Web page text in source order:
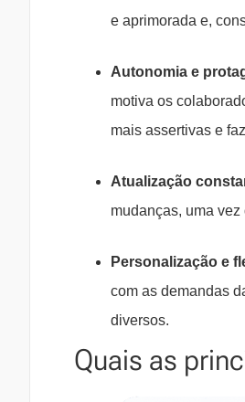
e aprimorada e,
Autonomia e
motiva os
mais assertivas e
Atualização
mudanças, uma
Personalização e
com as demandas
diversos.
Quais as